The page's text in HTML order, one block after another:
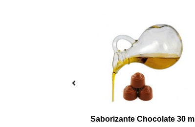
Saborizante Chocolate 30 ml